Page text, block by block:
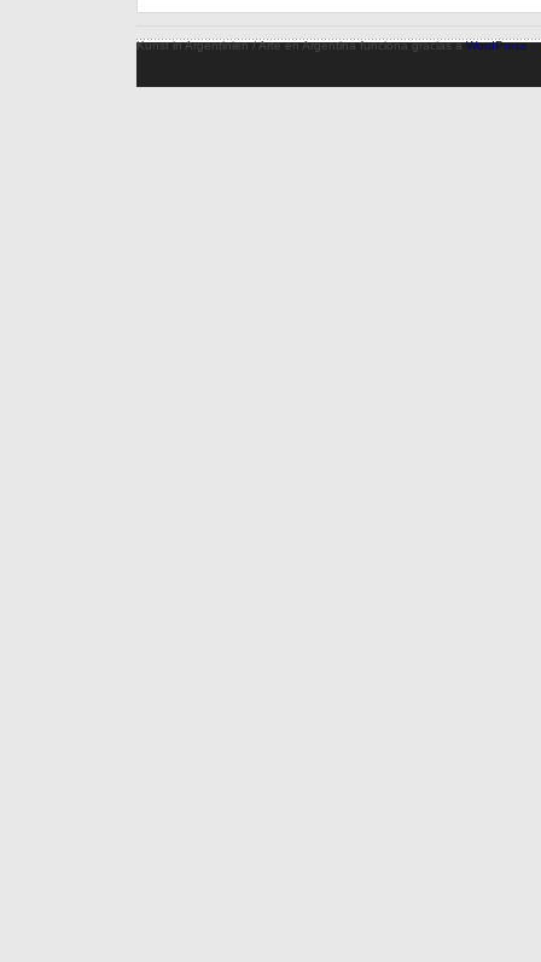
Kunst in Argentinien / Arte en Argentina funciona gracias aWordPress